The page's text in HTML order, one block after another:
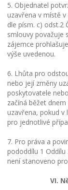
5. Objednatel
uzavřena v místě
dle písm. c) odst.2
smlouvy považuje
zájemce
výše uvedenou.
6. Lhůta pro
nebo její změny
poskytovatele
začíná běžet
uzavřena, pokud v
pro jednotlivé
7. Pro práva a
pododdílu 1 Oddílu
není stanoveno
VI.